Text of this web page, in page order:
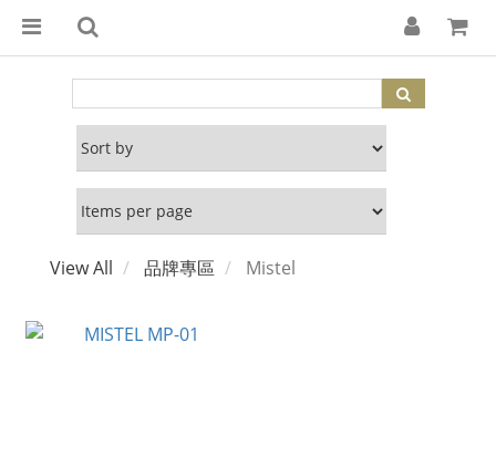
View All 品牌專區 Mistel